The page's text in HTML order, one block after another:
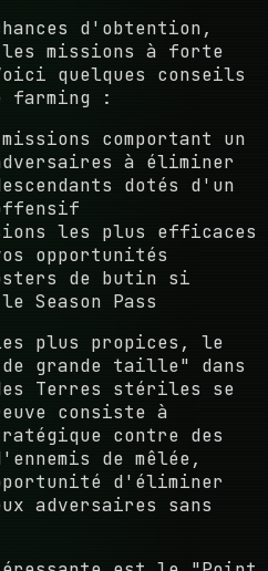
d'obtention,
les missions à forte
quelques conseils
farming :
comportant un
à éliminer
dotés d'un
les plus efficaces
opportunités
de butin si
Season Pass
plus propices, le
grande taille" dans
Terres stériles se
consiste à
contre des
de mêlée,
d'éliminer
adversaires sans